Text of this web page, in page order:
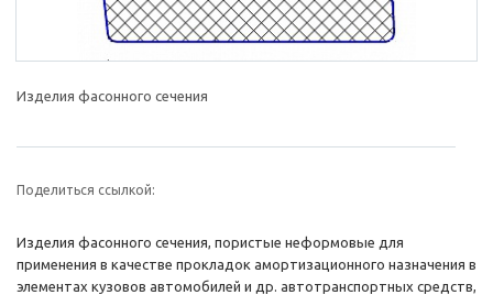
Изделия фасонного сечения
Поделиться ссылкой:
Изделия фасонного сечения, пористые неформовые для
применения в качестве прокладок амортизационного назначения в
элементах кузовов автомобилей и др. автотранспортных средств,